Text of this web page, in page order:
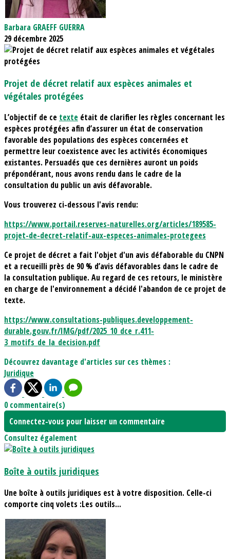
Barbara GRAEFF GUERRA
29 décembre 2025
Projet de décret relatif aux espèces animales et
végétales protégées
L’objectif de ce texte était de clarifier les règles concernant les
espèces protégées afin d’assurer un état de conservation
favorable des populations des espèces concernées et
permettre leur coexistence avec les activités économiques
existantes. Persuadés que ces dernières auront un poids
prépondérant, nous avons rendu dans le cadre de la
consultation du public un avis défavorable.
Vous trouverez ci-dessous l'avis rendu:
https://www.portail.reserves-naturelles.org/articles/189585-
projet-de-decret-relatif-aux-especes-animales-protegees
Ce projet de décret a fait l'objet d'un avis défaborable du CNPN
et a recueilli près de 90 % d’avis défavorables dans le cadre de
la consultation publique. Au regard de ces retours, le ministère
en charge de l'environnement a décidé l'abandon de ce projet de
texte.
https://www.consultations-publiques.developpement-
durable.gouv.fr/IMG/pdf/2025_10_dce_r.411-
3_motifs_de_la_decision.pdf
Découvrez davantage d'articles sur ces thèmes :
Juridique
0 commentaire(s)
Connectez-vous pour laisser un commentaire
Consultez également
Boîte à outils juridiques
Une boîte à outils juridiques est à votre disposition. Celle-ci
comporte cinq volets :Les outils...